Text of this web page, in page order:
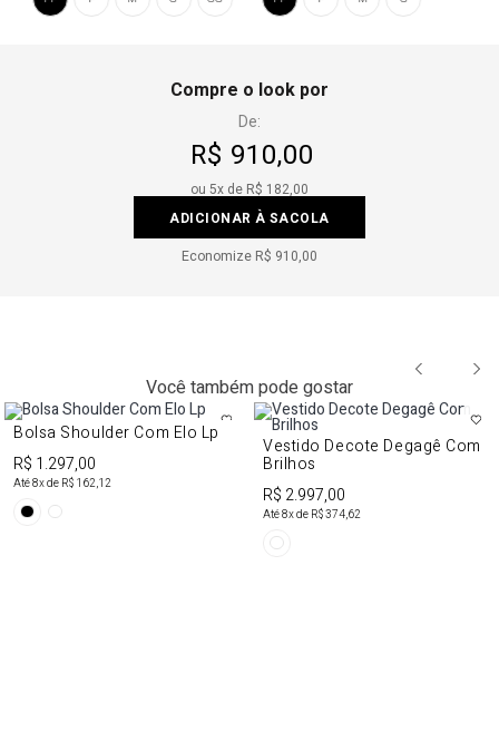
Compre o look por
De:
R$ 910,00
ou 5x de R$ 182,00
ADICIONAR À SACOLA
Economize R$ 910,00
Você também pode gostar
Bolsa Shoulder Com Elo Lp
R$ 1.297,00
Até8x de R$ 162,12
Vestido Decote Degagê Com
Brilhos
R$ 2.997,00
Até8x de R$ 374,62